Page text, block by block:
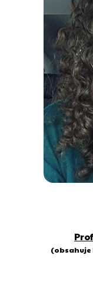
Bestsellery
Tipy redakce
Beletrie pro
Beletrie pro
Dárkové
Dárkové
Hobby
Jazyky
Křížovky